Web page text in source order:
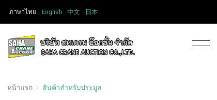
ภาษาไทย English 中文 日本
หน้าแรก สินค้าสำหรับประมูล